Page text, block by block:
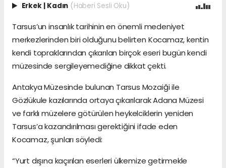
Erkek | Kadın (Haberi Sesli Oku)
Tarsus’un insanlık tarihinin en önemli medeniyet
merkezlerinden biri olduğunu belirten Kocamaz, kentin
kendi topraklarından çıkarılan birçok eseri bugün kendi
müzesinde sergileyemediğine dikkat çekti.
Antakya Müzesinde bulunan Tarsus Mozaiği ile
Gözlükule kazılarında ortaya çıkarılarak Adana Müzesi
ve farklı müzelere götürülen heykelciklerin yeniden
Tarsus’a kazandırılması gerektiğini ifade eden
Kocamaz, şunları söyledi:
“Yurt dışına kaçırılan eserleri ülkemize getirmekle